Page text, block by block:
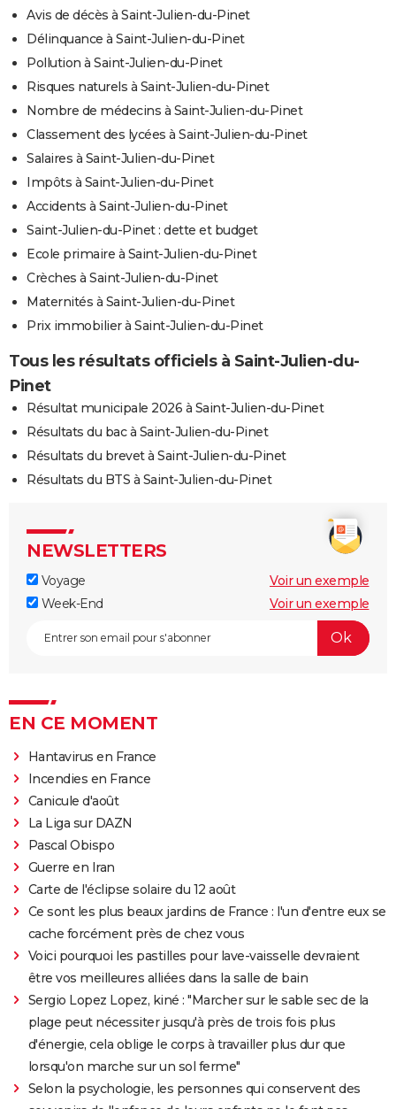
Avis de décès à Saint-Julien-du-Pinet
Délinquance à Saint-Julien-du-Pinet
Pollution à Saint-Julien-du-Pinet
Risques naturels à Saint-Julien-du-Pinet
Nombre de médecins à Saint-Julien-du-Pinet
Classement des lycées à Saint-Julien-du-Pinet
Salaires à Saint-Julien-du-Pinet
Impôts à Saint-Julien-du-Pinet
Accidents à Saint-Julien-du-Pinet
Saint-Julien-du-Pinet : dette et budget
Ecole primaire à Saint-Julien-du-Pinet
Crèches à Saint-Julien-du-Pinet
Maternités à Saint-Julien-du-Pinet
Prix immobilier à Saint-Julien-du-Pinet
Tous les résultats officiels à Saint-Julien-du-
Pinet
Résultat municipale 2026 à Saint-Julien-du-Pinet
Résultats du bac à Saint-Julien-du-Pinet
Résultats du brevet à Saint-Julien-du-Pinet
Résultats du BTS à Saint-Julien-du-Pinet
NEWSLETTERS
Voyage
Voir un exemple
Week-End
Voir un exemple
EN CE MOMENT
Hantavirus en France
Incendies en France
Canicule d'août
La Liga sur DAZN
Pascal Obispo
Guerre en Iran
Carte de l'éclipse solaire du 12 août
Ce sont les plus beaux jardins de France : l'un d'entre eux se
cache forcément près de chez vous
Voici pourquoi les pastilles pour lave-vaisselle devraient
être vos meilleures alliées dans la salle de bain
Sergio Lopez Lopez, kiné : "Marcher sur le sable sec de la
plage peut nécessiter jusqu'à près de trois fois plus
d'énergie, cela oblige le corps à travailler plus dur que
lorsqu'on marche sur un sol ferme"
Selon la psychologie, les personnes qui conservent des